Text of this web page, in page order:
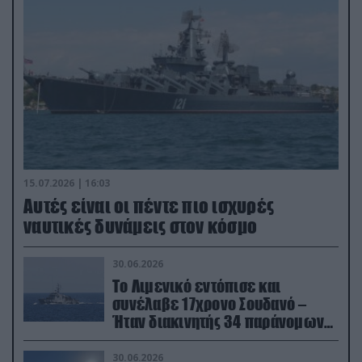
15.07.2026 | 16:03
Aυτές είναι οι πέντε πιο ισχυρές
ναυτικές δυνάμεις στον κόσμο
30.06.2026
Το Λιμενικό εντόπισε και
συνέλαβε 17χρονο Σουδανό –
Ήταν διακινητής 34 παράνομων
μεταναστών
30.06.2026